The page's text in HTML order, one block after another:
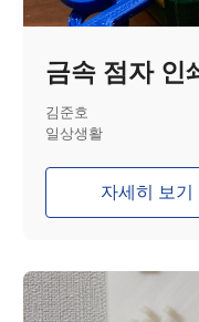
금속 점자 인
김준호
일상생활
자세히 보기